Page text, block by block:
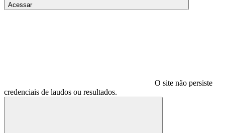
Acessar
O site não persiste
credenciais de laudos ou resultados.